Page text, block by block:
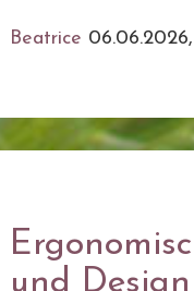
Beatrice
und Design